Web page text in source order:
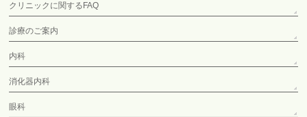
クリニックに関するFAQ
診療のご案内
内科
消化器内科
眼科